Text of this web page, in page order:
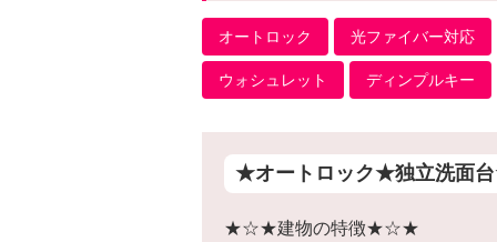
オートロック 光ファイバー対応
ウォシュレット ディンプルキー
★オートロック★独立洗面
★☆★建物の特徴★☆★